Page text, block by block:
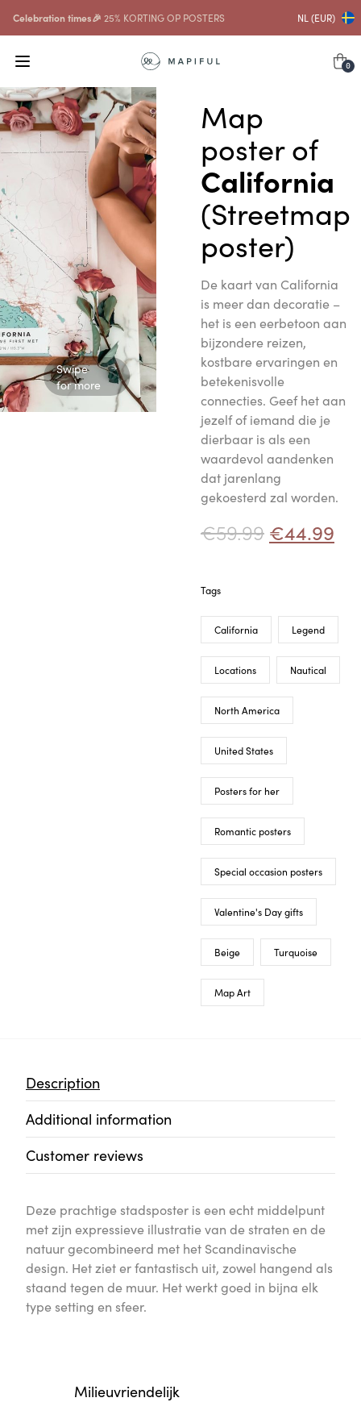
Celebration times🎉 25% KORTING OP POSTERS NL (EUR)
0
Swipe
for more
Map
poster of
California
(Streetmap
poster)
De kaart van California
is meer dan decoratie –
het is een eerbetoon aan
bijzondere reizen,
kostbare ervaringen en
betekenisvolle
connecties. Geef het aan
jezelf of iemand die je
dierbaar is als een
waardevol aandenken
dat jarenlang
gekoesterd zal worden.
€59.99 €44.99
Tags
California Legend
Locations Nautical
North America
United States
Posters for her
Romantic posters
Special occasion posters
Valentine's Day gifts
Beige Turquoise
Map Art
Description
Additional information
Customer reviews
Deze prachtige stadsposter is een echt middelpunt
met zijn expressieve illustratie van de straten en de
natuur gecombineerd met het Scandinavische
design. Het ziet er fantastisch uit, zowel hangend als
staand tegen de muur. Het werkt goed in bijna elk
type setting en sfeer.
Milieuvriendelijk